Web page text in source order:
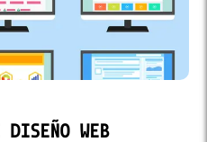
DISEÑO WEB